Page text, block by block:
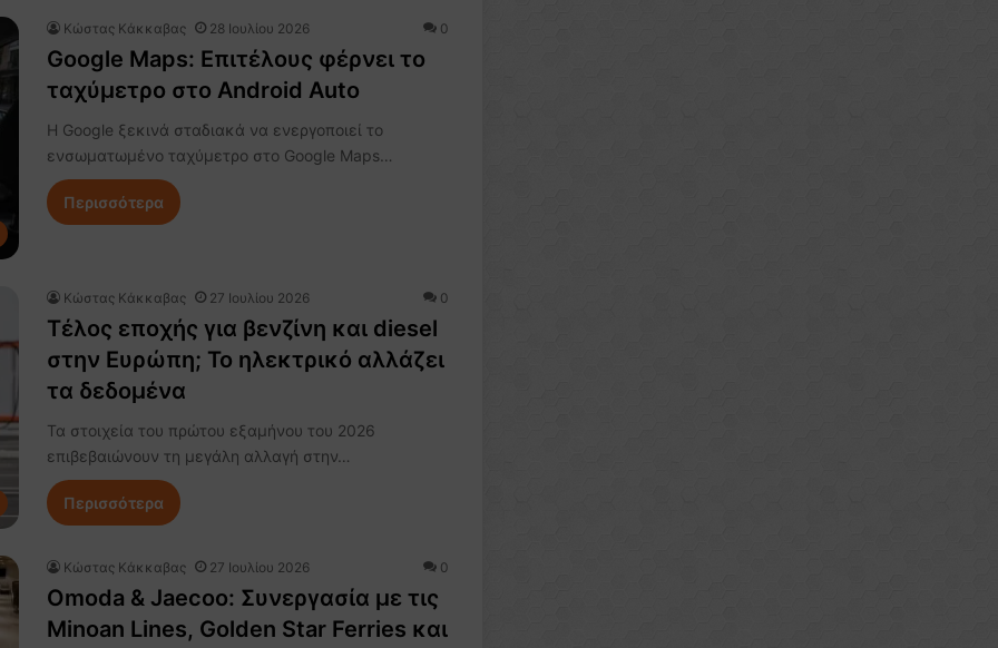
Κώστας Κάκκαβας 28 Ιουλίου 2026 0
Google Maps: Επιτέλους φέρνει το
ταχύμετρο στο Android Auto
Η Google ξεκινά σταδιακά να ενεργοποιεί το
ενσωματωμένο ταχύμετρο στο Google Maps…
Περισσότερα
Κώστας Κάκκαβας 27 Ιουλίου 2026 0
Τέλος εποχής για βενζίνη και diesel
στην Ευρώπη; Το ηλεκτρικό αλλάζει
τα δεδομένα
Τα στοιχεία του πρώτου εξαμήνου του 2026
επιβεβαιώνουν τη μεγάλη αλλαγή στην…
Περισσότερα
Κώστας Κάκκαβας 27 Ιουλίου 2026 0
Omoda & Jaecoo: Συνεργασία με τις
Minoan Lines, Golden Star Ferries και